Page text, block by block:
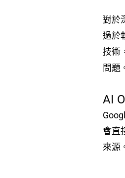
對於
過於
技術
問題
AI
會直
來源